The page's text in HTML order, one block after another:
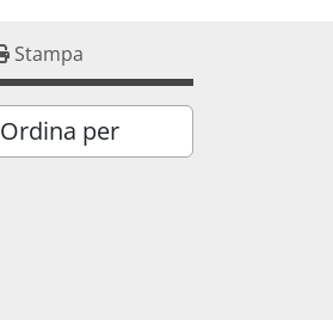
Stampa
Ordina per